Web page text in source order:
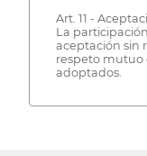
Art. 11 -
La
aceptación sin
respeto mutuo
adoptados.